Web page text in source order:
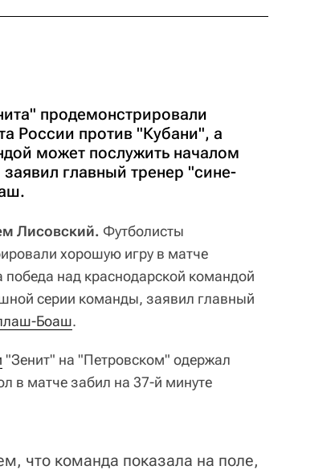
продемонстрировали
России против "Кубани", а
может послужить началом
главный тренер "сине-
Лисовский. Футболисты
хорошую игру в матче
победа над краснодарской командой
серии команды, заявил главный
Боаш.
"Зенит" на "Петровском" одержал
в матче забил на 37-й минуте
что команда показала на поле,